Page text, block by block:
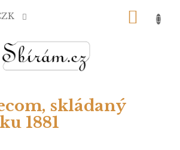
skládaný
1881